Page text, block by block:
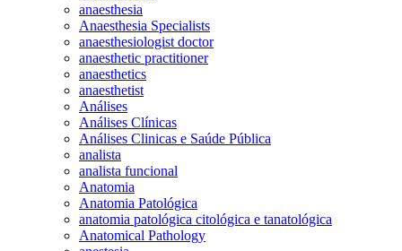
anaesthesia
Anaesthesia Specialists
anaesthesiologist doctor
anaesthetic practitioner
anaesthetics
anaesthetist
Análises
Análises Clínicas
Análises Clinicas e Saúde Pública
analista
analista funcional
Anatomia
Anatomia Patológica
anatomia patológica citológica e tanatológica
Anatomical Pathology